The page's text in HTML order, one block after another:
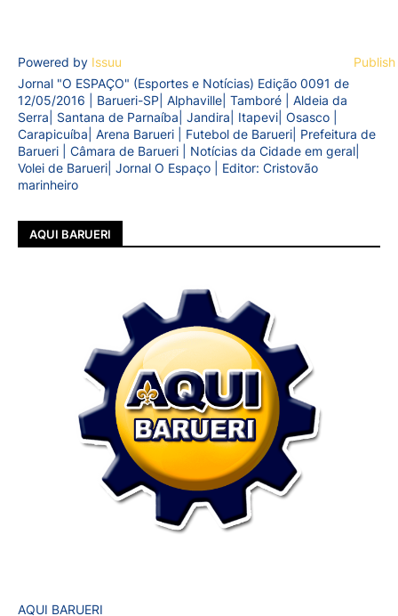
Powered by Issuu
Jornal "O ESPAÇO" (Esportes e Notícias) Edição 0091 de
12/05/2016 | Barueri-SP| Alphaville| Tamboré | Aldeia da
Serra| Santana de Parnaíba| Jandira| Itapevi| Osasco |
Carapicuíba| Arena Barueri | Futebol de Barueri| Prefeitura de
Barueri | Câmara de Barueri | Notícias da Cidade em geral|
Volei de Barueri| Jornal O Espaço | Editor: Cristovão
marinheiro
AQUI BARUERI
AQUI BARUERI